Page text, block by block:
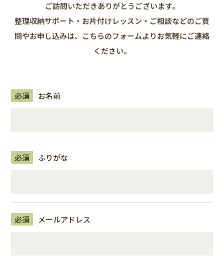
ご訪問いただきありがとうございます。
整理収納サポート・お片付けレッスン・ご相談などのご質
問やお申し込みは、こちらのフォームよりお気軽にご連絡
ください。
必須 お名前
必須 ふりがな
必須 メールアドレス